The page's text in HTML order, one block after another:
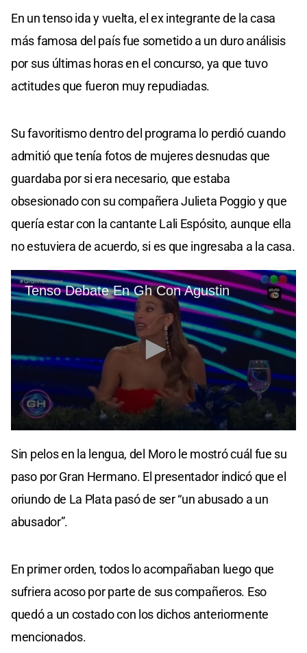
En un tenso ida y vuelta, el ex integrante de la casa
más famosa del país fue sometido a un duro análisis
por sus últimas horas en el concurso, ya que tuvo
actitudes que fueron muy repudiadas.
Su favoritismo dentro del programa lo perdió cuando
admitió que tenía fotos de mujeres desnudas que
guardaba por si era necesario, que estaba
obsesionado con su compañera Julieta Poggio y que
quería estar con la cantante Lali Espósito, aunque ella
no estuviera de acuerdo, si es que ingresaba a la casa.
Sin pelos en la lengua, del Moro le mostró cuál fue su
paso por Gran Hermano. El presentador indicó que el
oriundo de La Plata pasó de ser “un abusado a un
abusador”.
En primer orden, todos lo acompañaban luego que
sufriera acoso por parte de sus compañeros. Eso
quedó a un costado con los dichos anteriormente
mencionados.